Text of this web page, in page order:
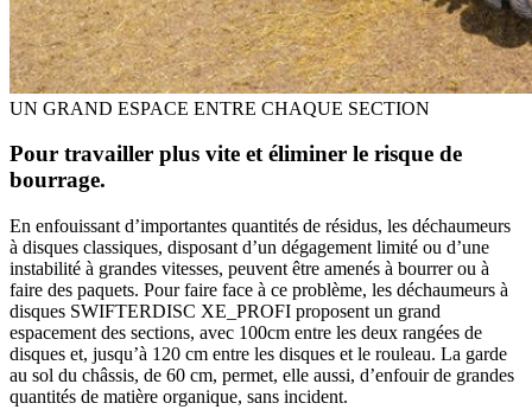
UN GRAND ESPACE ENTRE CHAQUE SECTION
Pour travailler plus vite et éliminer le risque de
bourrage.
En enfouissant d’importantes quantités de résidus, les déchaumeurs
à disques classiques, disposant d’un dégagement limité ou d’une
instabilité à grandes vitesses, peuvent être amenés à bourrer ou à
faire des paquets. Pour faire face à ce problème, les déchaumeurs à
disques SWIFTERDISC XE_PROFI proposent un grand
espacement des sections, avec 100cm entre les deux rangées de
disques et, jusqu’à 120 cm entre les disques et le rouleau. La garde
au sol du châssis, de 60 cm, permet, elle aussi, d’enfouir de grandes
quantités de matière organique, sans incident.